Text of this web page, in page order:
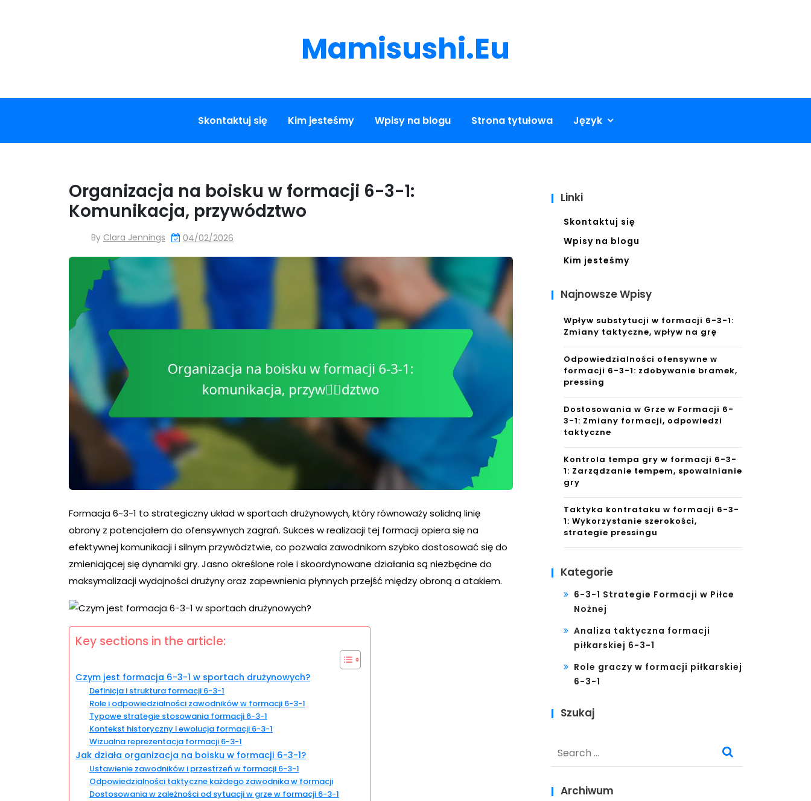
Mamisushi.eu
Skontaktuj się Kim jesteśmy Wpisy na blogu Strona tytułowa Język
Organizacja na boisku w formacji 6-3-1:
Komunikacja, przywództwo
By Clara Jennings 04/02/2026
Formacja 6-3-1 to strategiczny układ w sportach drużynowych, który równoważy solidną linię
obrony z potencjałem do ofensywnych zagrań. Sukces w realizacji tej formacji opiera się na
efektywnej komunikacji i silnym przywództwie, co pozwala zawodnikom szybko dostosować się do
zmieniającej się dynamiki gry. Jasno określone role i skoordynowane działania są niezbędne do
maksymalizacji wydajności drużyny oraz zapewnienia płynnych przejść między obroną a atakiem.
Key sections in the article:
Czym jest formacja 6-3-1 w sportach drużynowych?
Definicja i struktura formacji 6-3-1
Role i odpowiedzialności zawodników w formacji 6-3-1
Typowe strategie stosowania formacji 6-3-1
Kontekst historyczny i ewolucja formacji 6-3-1
Wizualna reprezentacja formacji 6-3-1
Jak działa organizacja na boisku w formacji 6-3-1?
Ustawienie zawodników i przestrzeń w formacji 6-3-1
Odpowiedzialności taktyczne każdego zawodnika w formacji
Dostosowania w zależności od sytuacji w grze w formacji 6-3-1
Linki
Skontaktuj się
Wpisy na blogu
Kim jesteśmy
Najnowsze Wpisy
Wpływ substytucji w formacji 6-3-1:
Zmiany taktyczne, wpływ na grę
Odpowiedzialności ofensywne w
formacji 6-3-1: zdobywanie bramek,
pressing
Dostosowania w Grze w Formacji 6-
3-1: Zmiany formacji, odpowiedzi
taktyczne
Kontrola tempa gry w formacji 6-3-
1: Zarządzanie tempem, spowalnianie
gry
Taktyka kontrataku w formacji 6-3-
1: Wykorzystanie szerokości,
strategie pressingu
Kategorie
6-3-1 Strategie Formacji w Piłce
Nożnej
Analiza taktyczna formacji
piłkarskiej 6-3-1
Role graczy w formacji piłkarskiej
6-3-1
Szukaj
for:
Archiwum